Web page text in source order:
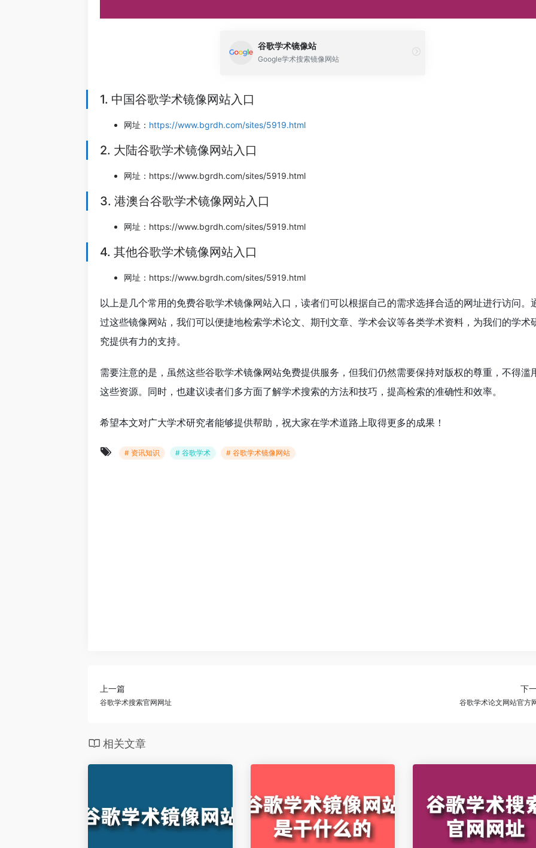
谷歌学术镜像站
Google学术搜索镜像网站
1. 中国谷歌学术镜像网站入口
网址： https://www.bgrdh.com/sites/5919.html
2. 大陆谷歌学术镜像网站入口
网址：https://www.bgrdh.com/sites/5919.html
3. 港澳台谷歌学术镜像网站入口
网址：https://www.bgrdh.com/sites/5919.html
4. 其他谷歌学术镜像网站入口
网址：https://www.bgrdh.com/sites/5919.html
以上是几个常用的免费谷歌学术镜像网站入口，读者们可以根据自己的需求选择合适的网址进行访问。
过这些镜像网站，我们可以便捷地检索学术论文、期刊文章、学术会议等各类学术资料，为我们的学术
究提供有力的支持。
需要注意的是，虽然这些谷歌学术镜像网站免费提供服务，但我们仍然需要保持对版权的尊重，不得滥
这些资源。同时，也建议读者们多方面了解学术搜索的方法和技巧，提高检索的准确性和效率。
希望本文对广大学术研究者能够提供帮助，祝大家在学术道路上取得更多的成果！
# 资讯知识 # 谷歌学术 # 谷歌学术镜像网站
上一篇
谷歌学术搜索官网网址
下
谷歌学术论文网站官方
相关文章